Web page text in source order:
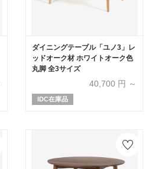
ダイニングテーブル「ユノ3」レ
ッドオーク材 ホワイトオーク色
丸脚 全3サイズ
40,700 円 ～
IDC在庫品